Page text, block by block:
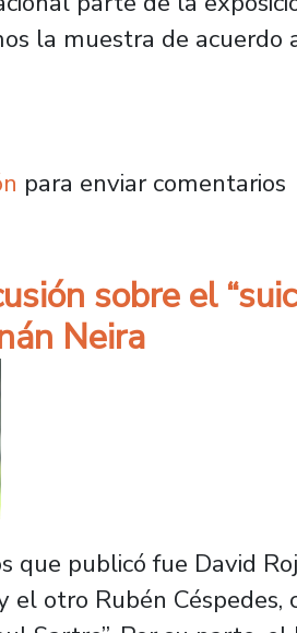
la muestra de
de Embrio Fetología del
para enviar comentarios
sobre el
Neira
que publicó fue David
el otro Rubén